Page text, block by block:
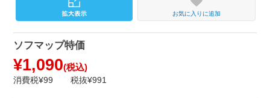
お気に入りに追加
ソフマップ特価
¥1,090(税込)
消費税¥99 税抜¥991